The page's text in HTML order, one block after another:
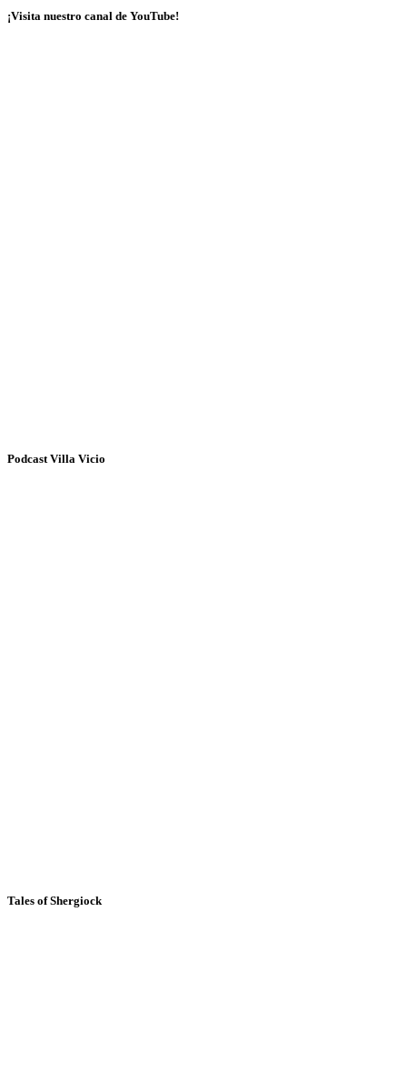
¡Visita nuestro canal de YouTube!
Podcast Villa Vicio
Tales of Shergiock